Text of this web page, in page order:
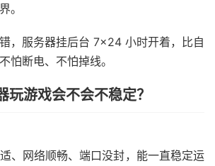
。
，服务器挂后台 7×24 小时开着，比自
怕断电、不怕掉线。
玩游戏会不会不稳定？
、网络顺畅、端口没封，能一直稳定运